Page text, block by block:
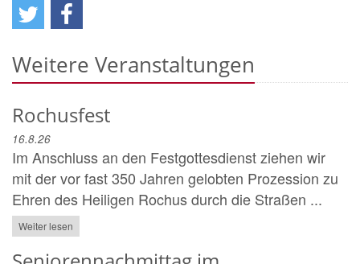
Weitere Veranstaltungen
Rochusfest
16.8.26
Im Anschluss an den Festgottesdienst ziehen wir
mit der vor fast 350 Jahren gelobten Prozession zu
Ehren des Heiligen Rochus durch die Straßen ...
Weiter lesen